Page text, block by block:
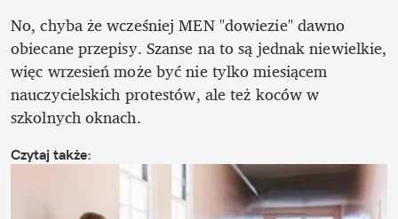
No, chyba że wcześniej MEN "dowiezie" dawno
obiecane przepisy. Szanse na to są jednak niewielkie,
więc wrzesień może być nie tylko miesiącem
nauczycielskich protestów, ale też koców w
szkolnych oknach.
Czytaj także: